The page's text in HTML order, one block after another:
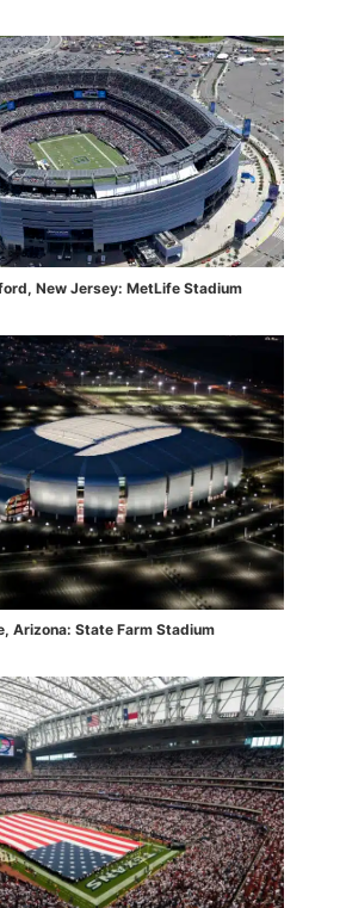
New Jersey: MetLife Stadium
Arizona: State Farm Stadium